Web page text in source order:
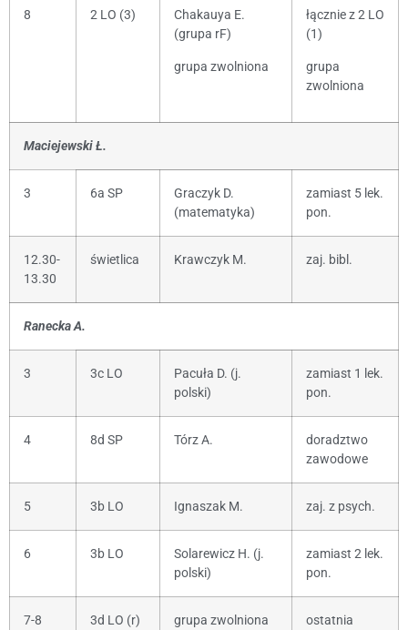
8 2 LO (3)
Chakauya E.
(grupa rF)
grupa zwolniona
łącznie z 2 LO
(1)
grupa
zwolniona
Maciejewski Ł.
3 6a SP
Graczyk D.
(matematyka)
zamiast 5 lek.
pon.
12.30-
13.30
świetlica Krawczyk M. zaj. bibl.
Ranecka A.
3 3c LO
Pacuła D. (j.
polski)
zamiast 1 lek.
pon.
4 8d SP Tórz A.
doradztwo
zawodowe
5 3b LO Ignaszak M. zaj. z psych.
6 3b LO
Solarewicz H. (j.
polski)
zamiast 2 lek.
pon.
7-8 3d LO (r) grupa zwolniona
ostatnia